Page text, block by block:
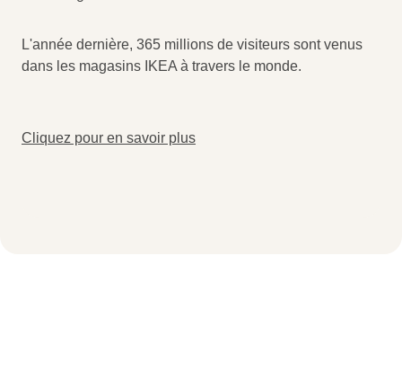
L'année dernière, 365 millions de visiteurs sont venus
dans les magasins IKEA à travers le monde.
Cliquez pour en savoir plus